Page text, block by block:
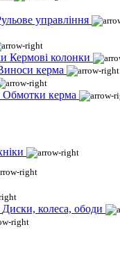
управління
Кермові колонки
керма
Обмотки керма
Диски, колеса, ободи